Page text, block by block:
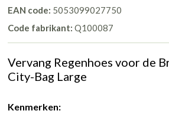
EAN code: 5053099027750
Code fabrikant: Q100087
Vervang Regenhoes voor de
City-Bag Large
Kenmerken: